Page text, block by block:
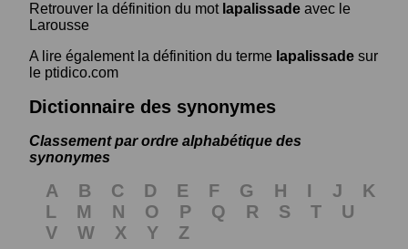
Retrouver la définition du mot lapalissade avec le
Larousse
A lire également la définition du terme lapalissade sur
le ptidico.com
Dictionnaire des synonymes
Classement par ordre alphabétique des
synonymes
A B C D E F G H I J
K
L
M N O P Q R S T
U
V
W X Y Z